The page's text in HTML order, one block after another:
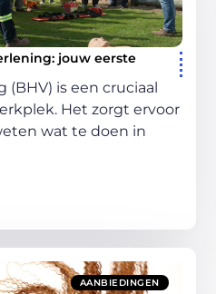
jouw eerste
is een cruciaal
Het zorgt ervoor
wat te doen in
AANBIEDINGEN